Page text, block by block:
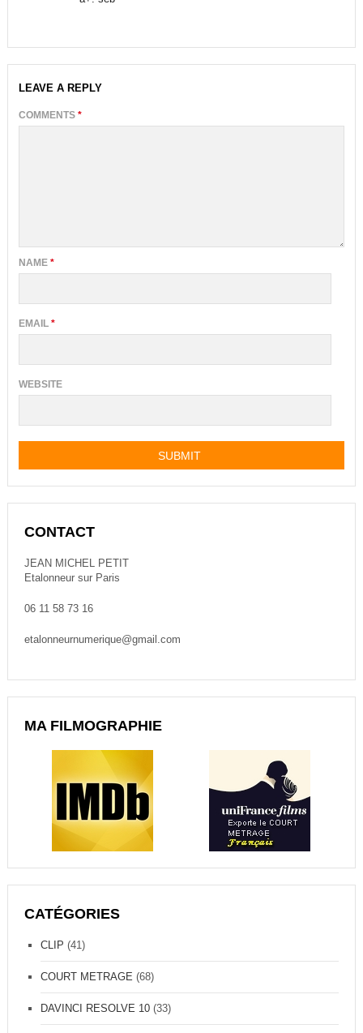
LEAVE A REPLY
COMMENTS *
NAME *
EMAIL *
WEBSITE
CONTACT
JEAN MICHEL PETIT
Etalonneur sur Paris
06 11 58 73 16
etalonneurnumerique@gmail.com
MA FILMOGRAPHIE
CATÉGORIES
CLIP (41)
COURT METRAGE (68)
DAVINCI RESOLVE 10(33)